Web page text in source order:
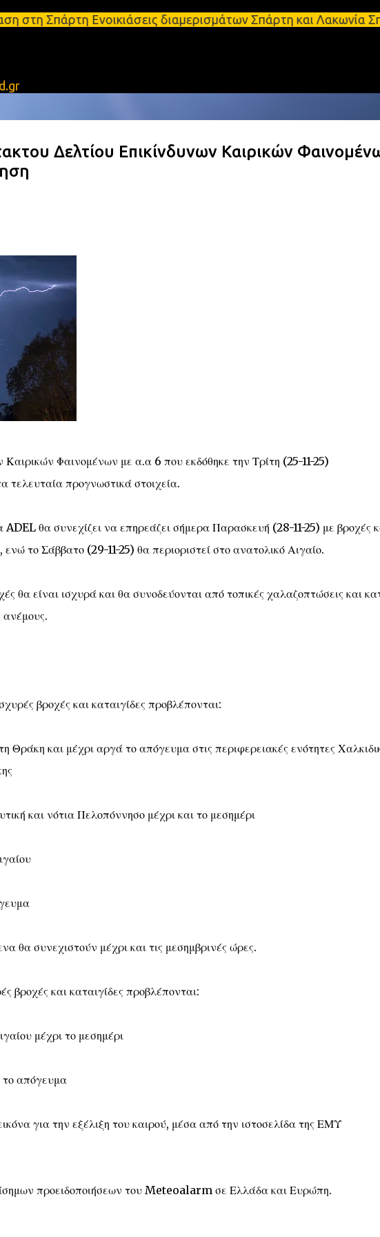
Μετάβαση στο κύριο περιεχόμενο
Ενοικιάσεις διαμερισμάτων Σπάρτη και Λακωνία
Δελτίου Επικίνδυνων Καιρικών
Καιρικών Φαινομένων με α.α 6 που εκδόθηκε την Τρίτη (25-11-25)
τελευταία προγνωστικά στοιχεία.
ADEL θα συνεχίζει να επηρεάζει σήμερα Παρασκευή (28-11-25) με βροχές
το Σάββατο (29-11-25) θα περιοριστεί στο ανατολικό Αιγαίο.
θα είναι ισχυρά και θα συνοδεύονται από τοπικές χαλαζοπτώσεις και
βροχές και καταιγίδες προβλέπονται:
Θράκη και μέχρι αργά το απόγευμα στις περιφερειακές ενότητες
και νότια Πελοπόννησο μέχρι και το μεσημέρι
θα συνεχιστούν μέχρι και τις μεσημβρινές ώρες.
βροχές και καταιγίδες προβλέπονται:
μέχρι το μεσημέρι
απόγευμα
για την εξέλιξη του καιρού, μέσα από την ιστοσελίδα της ΕΜΥ
προειδοποιήσεων του Meteoalarm σε Ελλάδα και Ευρώπη.